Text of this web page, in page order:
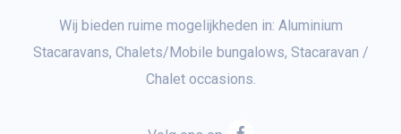
Stacaravans, Chalets/Mobile bungalows, Stacaravan /
Chalet occasions.